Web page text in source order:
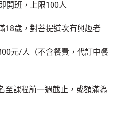
開班，上限100人
18歲，對菩提道次有興趣者
元/人（不含餐費，代訂中餐
至課程前一週截止，或額滿為